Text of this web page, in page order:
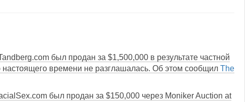
был продан за $1,500,000 в результате частной
времени не разглашалась. Об этом сообщил The
был продан за $150,000 через Moniker Auction at